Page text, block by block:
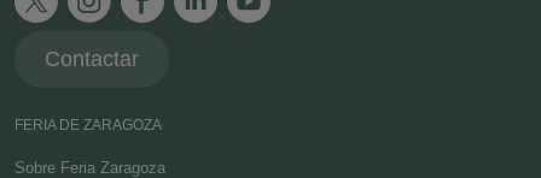
Contactar
FERIA DE ZARAGOZA
Sobre Feria Zaragoza